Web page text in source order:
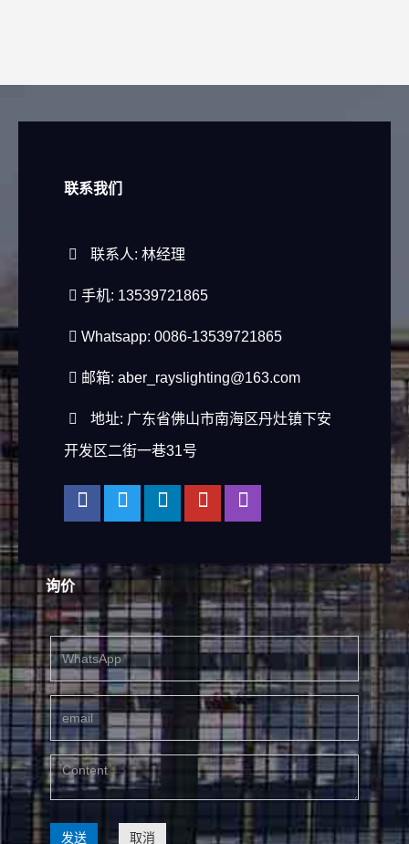
联系我们
联系人: 林经理
手机: 13539721865
Whatsapp: 0086-13539721865
邮箱: aber_rayslighting@163.com
地址: 广东省佛山市南海区丹灶镇下安
开发区二街一巷31号
询价
发送 取消